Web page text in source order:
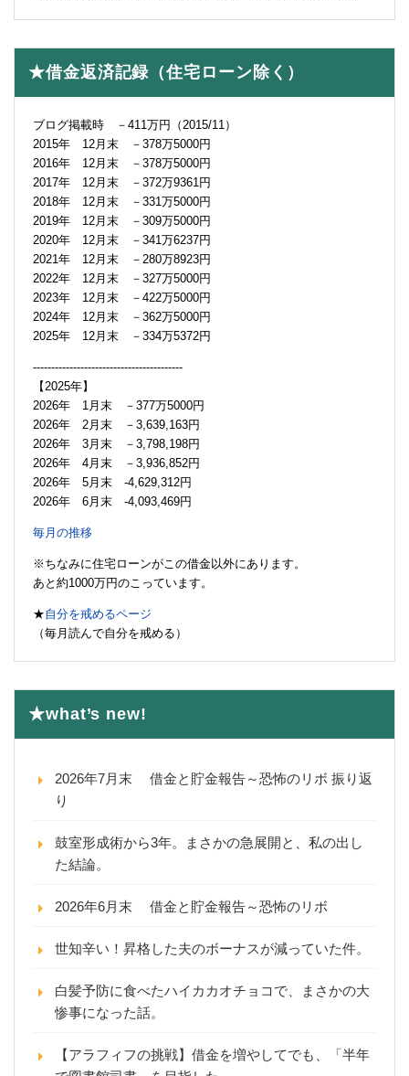
★借金返済記録（住宅ローン除く）
ブログ掲載時 －411万円（2015/11）
2015年 12月末 －378万5000円
2016年 12月末 －378万5000円
2017年 12月末 －372万9361円
2018年 12月末 －331万5000円
2019年 12月末 －309万5000円
2020年 12月末 －341万6237円
2021年 12月末 －280万8923円
2022年 12月末 －327万5000円
2023年 12月末 －422万5000円
2024年 12月末 －362万5000円
2025年 12月末 －334万5372円
-----------------------------------------
【2025年】
2026年 1月末 －377万5000円
2026年 2月末 －3,639,163円
2026年 3月末 －3,798,198円
2026年 4月末 －3,936,852円
2026年 5月末 -4,629,312円
2026年 6月末 -4,093,469円
毎月の推移
※ちなみに住宅ローンがこの借金以外にあります。
あと約1000万円のこっています。
★自分を戒めるページ
（毎月読んで自分を戒める）
★what’s new!
2026年7月末 借金と貯金報告～恐怖のリボ 振り返
り
鼓室形成術から3年。まさかの急展開と、私の出し
た結論。
2026年6月末 借金と貯金報告～恐怖のリボ
世知辛い！昇格した夫のボーナスが減っていた件。
白髪予防に食べたハイカカオチョコで、まさかの大
惨事になった話。
【アラフィフの挑戦】借金を増やしてでも、「半年